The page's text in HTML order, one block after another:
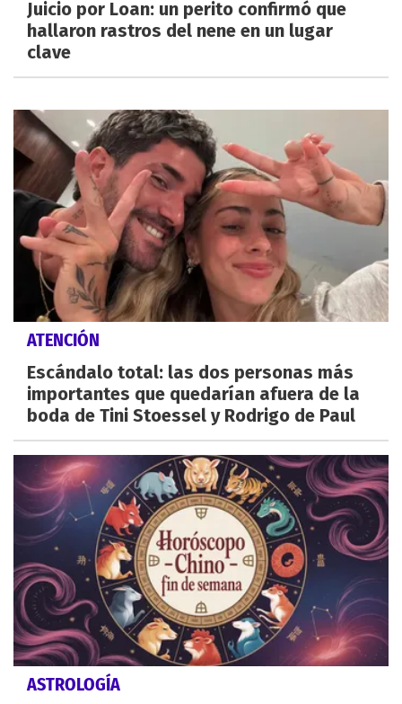
Juicio por Loan: un perito confirmó que
hallaron rastros del nene en un lugar
clave
ATENCIÓN
Escándalo total: las dos personas más
importantes que quedarían afuera de la
boda de Tini Stoessel y Rodrigo de Paul
ASTROLOGÍA